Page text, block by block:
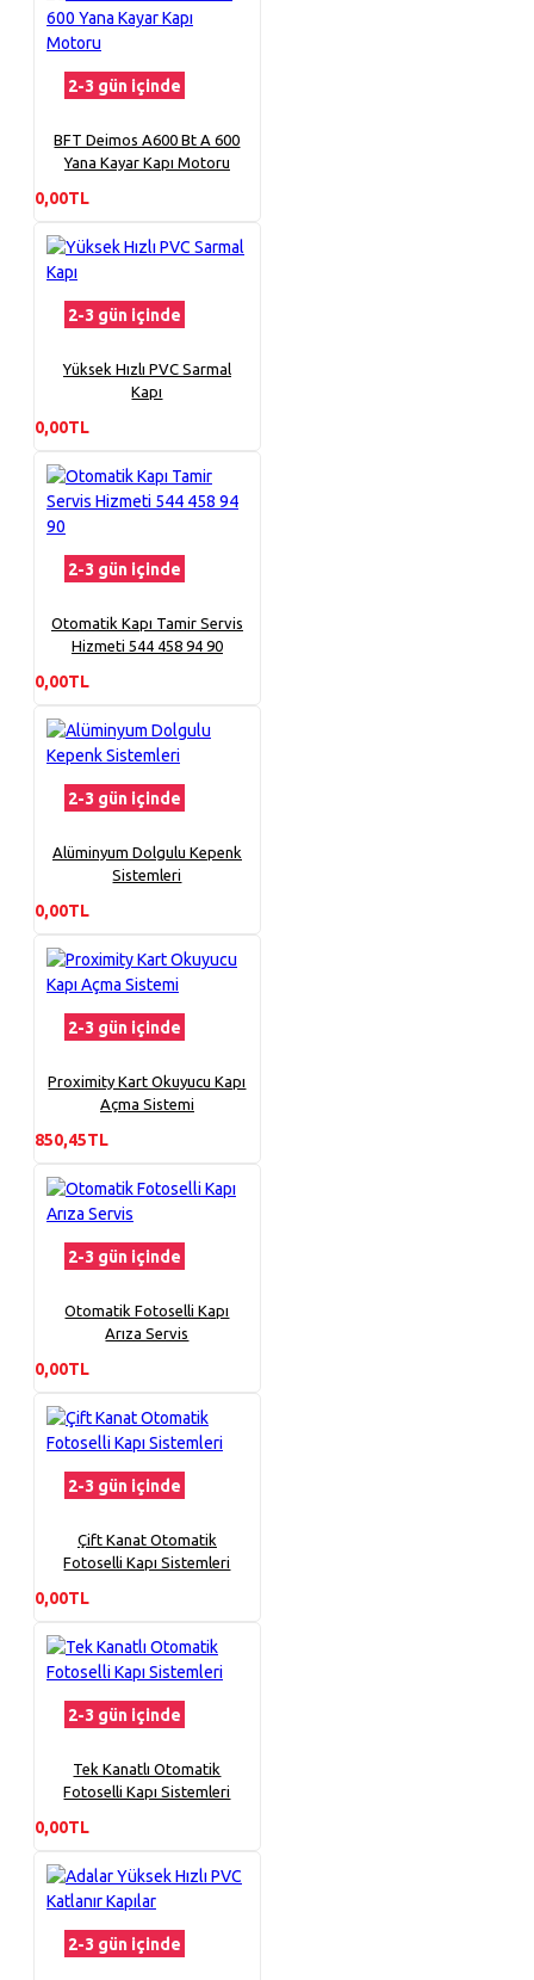
2-3 gün içinde
BFT Deimos A600 Bt A 600
Yana Kayar Kapı Motoru
0,00TL
2-3 gün içinde
Yüksek Hızlı PVC Sarmal
Kapı
0,00TL
2-3 gün içinde
Otomatik Kapı Tamir Servis
Hizmeti 544 458 94 90
0,00TL
2-3 gün içinde
Alüminyum Dolgulu Kepenk
Sistemleri
0,00TL
2-3 gün içinde
Proximity Kart Okuyucu Kapı
Açma Sistemi
850,45TL
2-3 gün içinde
Otomatik Fotoselli Kapı
Arıza Servis
0,00TL
2-3 gün içinde
Çift Kanat Otomatik
Fotoselli Kapı Sistemleri
0,00TL
2-3 gün içinde
Tek Kanatlı Otomatik
Fotoselli Kapı Sistemleri
0,00TL
2-3 gün içinde